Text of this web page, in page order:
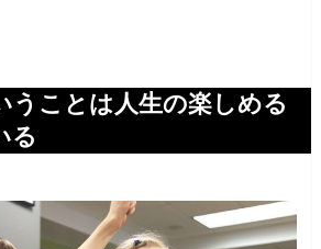
うことは人生の楽しめる
る